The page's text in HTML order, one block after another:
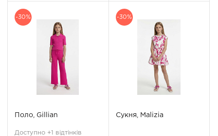
-30%
Поло, Gillian
Доступно +1 відтінків
-30%
Сукня, Malizia